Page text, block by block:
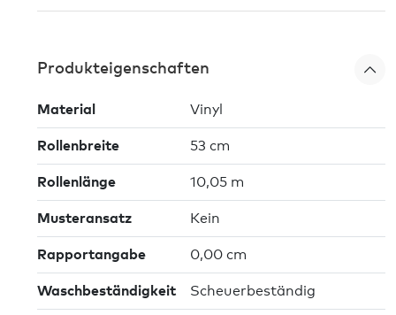
Produkteigenschaften
Material Vinyl
Rollenbreite 53 cm
Rollenlänge 10,05 m
Musteransatz Kein
Rapportangabe 0,00 cm
Waschbeständigkeit Scheuerbeständig